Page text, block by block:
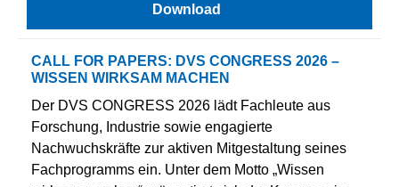
Download
CALL FOR PAPERS: DVS CONGRESS 2026 –
WISSEN WIRKSAM MACHEN
Der DVS CONGRESS 2026 lädt Fachleute aus
Forschung, Industrie sowie engagierte
Nachwuchskräfte zur aktiven Mitgestaltung seines
Fachprogramms ein. Unter dem Motto „Wissen